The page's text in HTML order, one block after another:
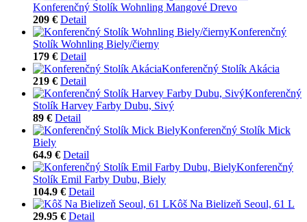
Konferenčný Stolík Wohnling Mangové Drevo
209 € Detail
Konferenčný
Stolík Wohnling Biely/čierny
179 € Detail
Konferenčný Stolík Akácia
219 € Detail
Konferenčný
Stolík Harvey Farby Dubu, Sivý
89 € Detail
Konferenčný Stolík Mick
Biely
64.9 € Detail
Konferenčný
Stolík Emil Farby Dubu, Biely
104.9 € Detail
Kôš Na Bielizeň Seoul, 61 L
29.95 € Detail